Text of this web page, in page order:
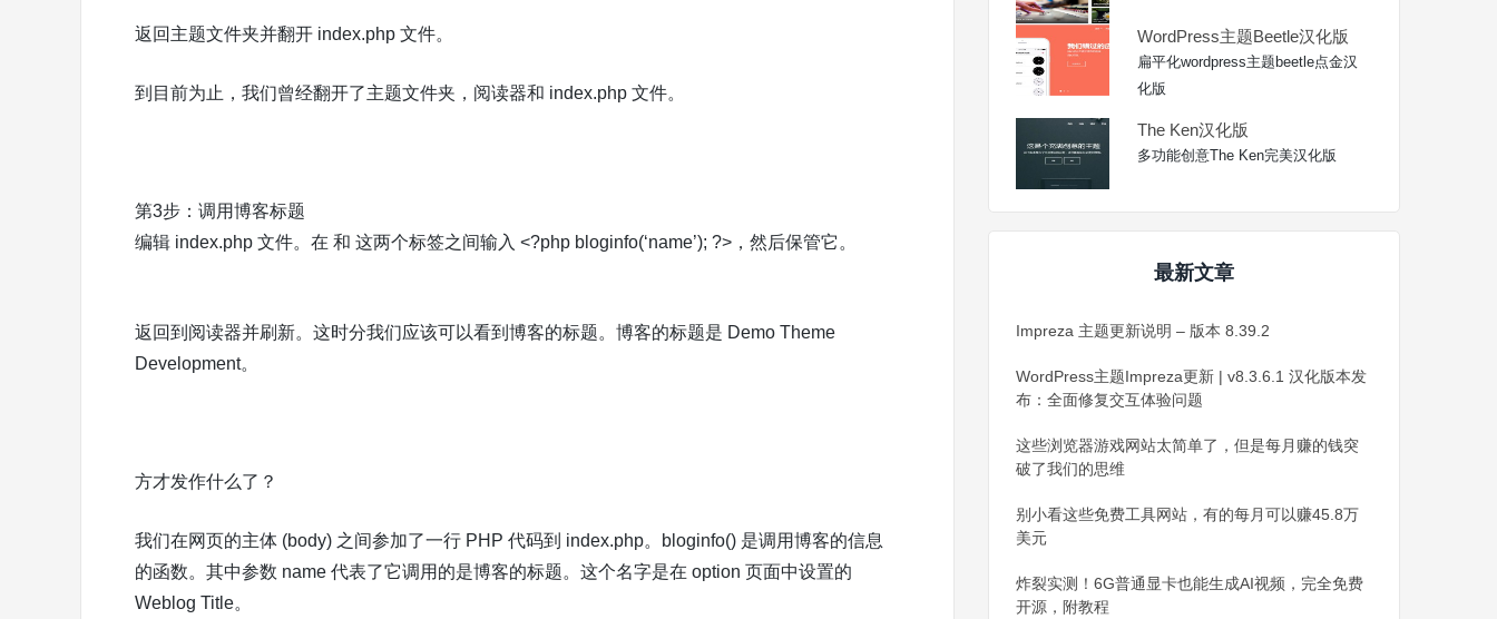
返回主题文件夹并翻开 index.php 文件。
到目前为止，我们曾经翻开了主题文件夹，阅读器和 index.php 文件。
第3步：调用博客标题
编辑 index.php 文件。在 和 这两个标签之间输入 <?php bloginfo(‘name’); ?>，然后保管它。
返回到阅读器并刷新。这时分我们应该可以看到博客的标题。博客的标题是 Demo Theme
Development。
方才发作什么了？
我们在网页的主体 (body) 之间参加了一行 PHP 代码到 index.php。bloginfo() 是调用博客的信息
的函数。其中参数 name 代表了它调用的是博客的标题。这个名字是在 option 页面中设置的
Weblog Title。
WordPress主题Beetle汉化版
扁平化wordpress主题beetle点金汉
化版
The Ken汉化版
多功能创意The Ken完美汉化版
最新文章
Impreza 主题更新说明 – 版本 8.39.2
WordPress主题Impreza更新 | v8.3.6.1 汉化版本发
布：全面修复交互体验问题
这些浏览器游戏网站太简单了，但是每月赚的钱突
破了我们的思维
别小看这些免费工具网站，有的每月可以赚45.8万
美元
炸裂实测！6G普通显卡也能生成AI视频，完全免费
开源，附教程